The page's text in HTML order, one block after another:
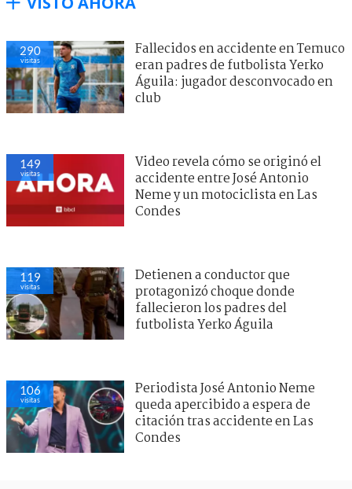
290
visitas
Fallecidos en accidente en Temuco
eran padres de futbolista Yerko
Águila: jugador desconvocado en
club
149
visitas
Video revela cómo se originó el
accidente entre José Antonio
Neme y un motociclista en Las
Condes
119
visitas
Detienen a conductor que
protagonizó choque donde
fallecieron los padres del
futbolista Yerko Águila
106
visitas
Periodista José Antonio Neme
queda apercibido a espera de
citación tras accidente en Las
Condes